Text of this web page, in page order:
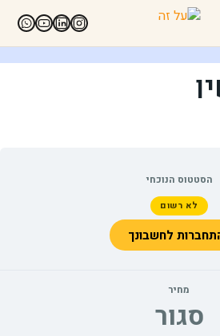
הסטטוס הנוכחי
לא רשום
לחשבונך
מחיר
סגור